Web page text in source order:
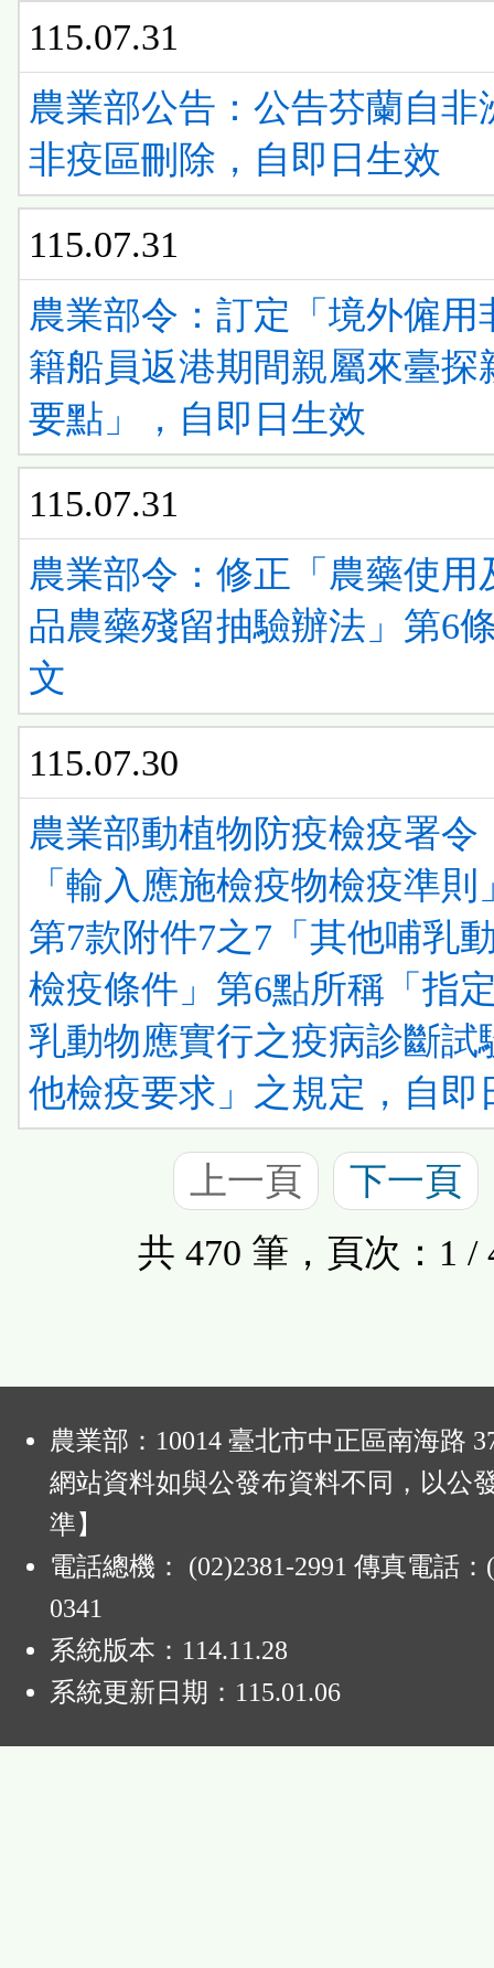
115.07.31
農業部公告：公告芬蘭自非
非疫區刪除，自即日生效
115.07.31
農業部令：訂定「境外僱用
籍船員返港期間親屬來臺探
要點」，自即日生效
115.07.31
農業部令：修正「農藥使用
品農藥殘留抽驗辦法」第6
文
115.07.30
農業部動植物防疫檢疫署令
「輸入應施檢疫物檢疫準則
第7款附件7之7「其他哺乳
檢疫條件」第6點所稱「指
乳動物應實行之疫病診斷試
他檢疫要求」之規定，自即
上一頁
下一頁
共 470 筆，頁次：1 /
農業部：10014 臺北市中正區南海路
網站資料如與公發布資料不同，以公
準】
電話總機： (02)2381-2991 傳真電話：
0341
系統版本： 114.11.28
系統更新日期： 115.01.06